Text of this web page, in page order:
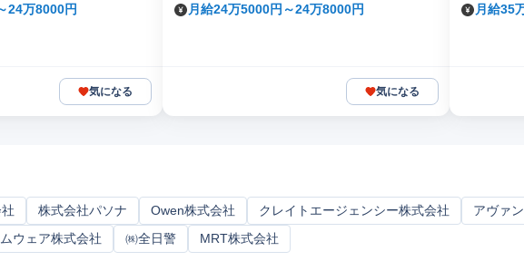
24万8000円
気になる
月給24万5000円～24万8000円
気になる
月給35
株式会社パソナ Owen株式会社 クレイトエージェンシー株式会社
アヴァ
ウェア株式会社 ㈱全日警 MRT株式会社